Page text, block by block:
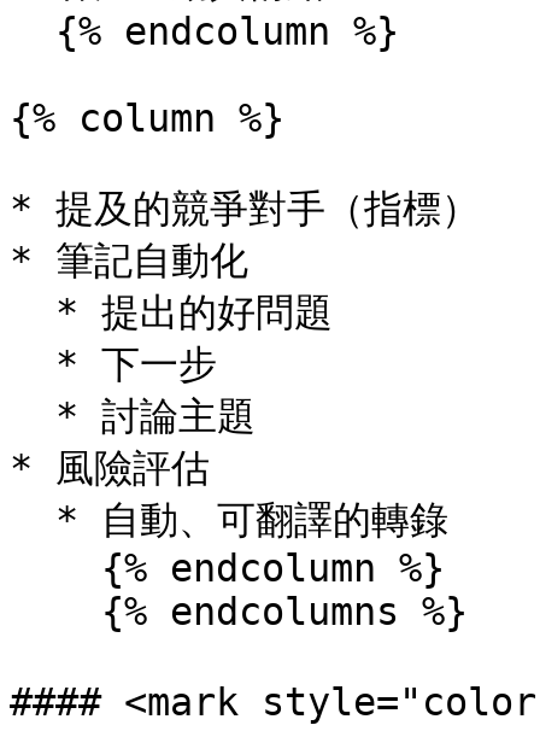
{% column %}
* 提及的競爭對手（指標）
* 筆記自動化
* 風險評估
#### <mark style="color: